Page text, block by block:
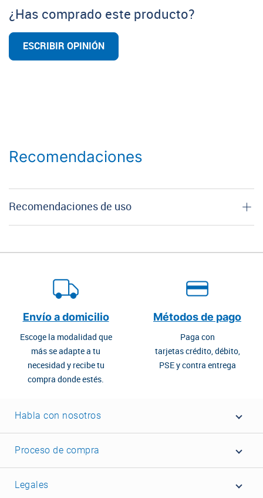
¿Has comprado este producto?
ESCRIBIR OPINIÓN
Recomendaciones
Recomendaciones de uso
Envío a domicilio
Escoge la modalidad que
más se adapte a tu
necesidad y recibe tu
compra donde estés.
Métodos de pago
Paga con
tarjetas crédito, débito,
PSE y contra entrega
Habla con nosotros
Proceso de compra
Legales